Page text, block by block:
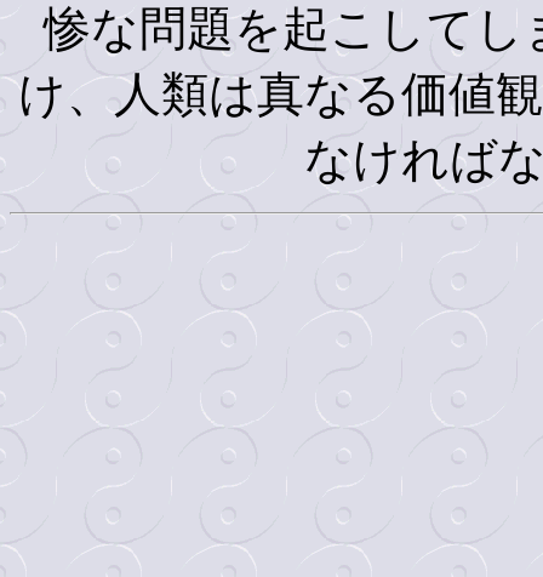
惨な問題を起こして
け、人類は真なる価値
なければ